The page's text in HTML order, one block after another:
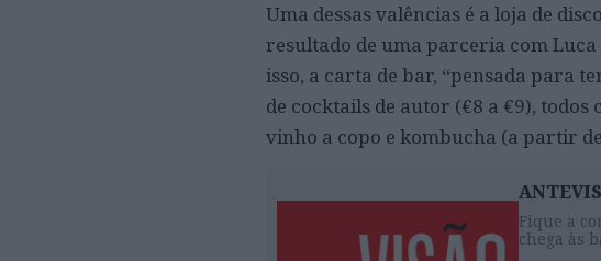
Uma dessas valências é a loja de
resultado de uma parceria com Luca
isso, a carta de bar, “pensada para
de cocktails de autor (€8 a €9),
vinho a copo e kombucha (a partir
Fique a
chega às